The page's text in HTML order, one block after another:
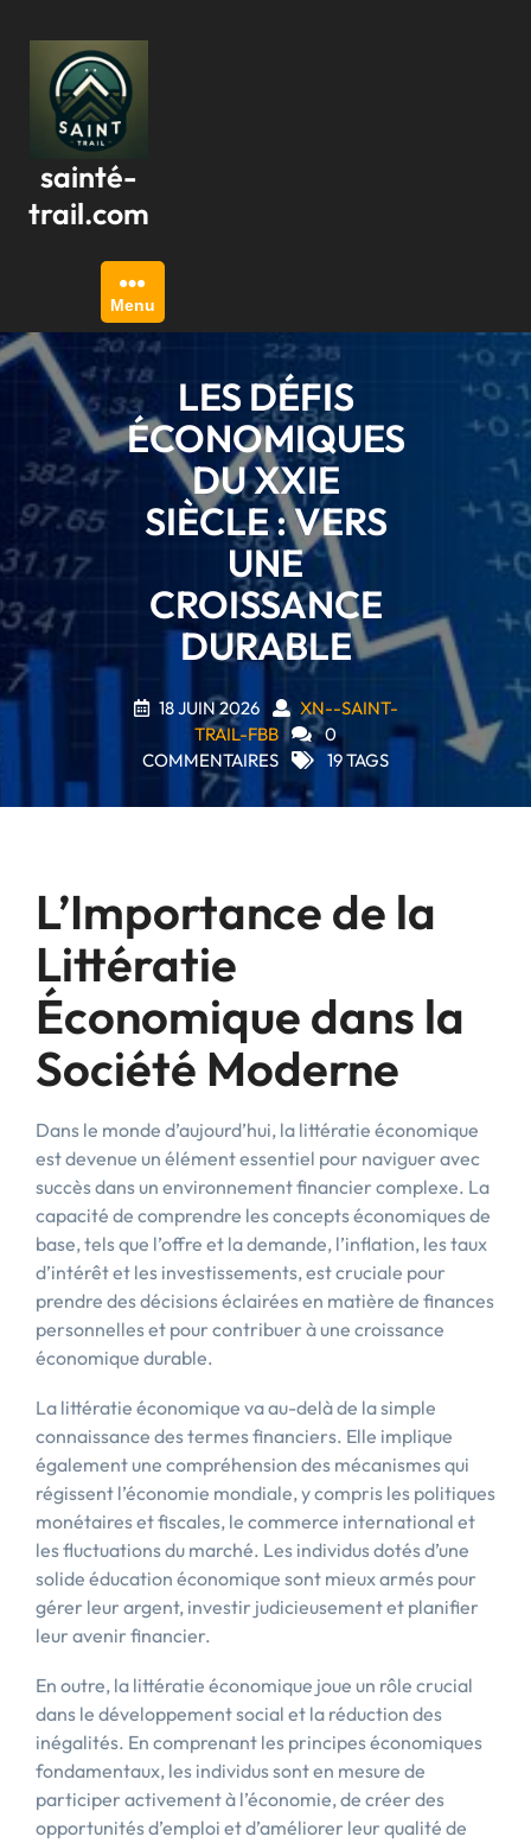
contenu
sainté-
trail.com
Menu
LES DÉFIS
ÉCONOMIQUES
DU XXIE
SIÈCLE : VERS
UNE
CROISSANCE
DURABLE
18 JUIN 2026
XN--SAINT-
TRAIL-FBB
0
COMMENTAIRES
19 TAGS
L’Importance de la
Littératie
Économique dans la
Société Moderne
Dans le monde d’aujourd’hui, la littératie économique
est devenue un élément essentiel pour naviguer avec
succès dans un environnement financier complexe. La
capacité de comprendre les concepts économiques de
base, tels que l’offre et la demande, l’inflation, les taux
d’intérêt et les investissements, est cruciale pour
prendre des décisions éclairées en matière de finances
personnelles et pour contribuer à une croissance
économique durable.
La littératie économique va au-delà de la simple
connaissance des termes financiers. Elle implique
également une compréhension des mécanismes qui
régissent l’économie mondiale, y compris les politiques
monétaires et fiscales, le commerce international et
les fluctuations du marché. Les individus dotés d’une
solide éducation économique sont mieux armés pour
gérer leur argent, investir judicieusement et planifier
leur avenir financier.
En outre, la littératie économique joue un rôle crucial
dans le développement social et la réduction des
inégalités. En comprenant les principes économiques
fondamentaux, les individus sont en mesure de
participer activement à l’économie, de créer des
opportunités d’emploi et d’améliorer leur qualité de